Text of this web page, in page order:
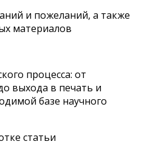
и пожеланий, а также
материалов
процесса: от
выхода в печать и
базе научного
статьи